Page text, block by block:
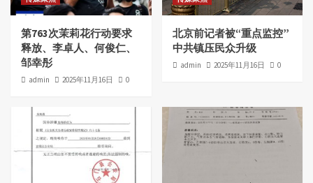
第763次茉莉花行动要求
释放、李卓人、何俊仁、
邹幸彤
admin 2025年11月16日 0
北京前记者被“重点监控”
中共镇压民众升级
admin 2025年11月16日 0